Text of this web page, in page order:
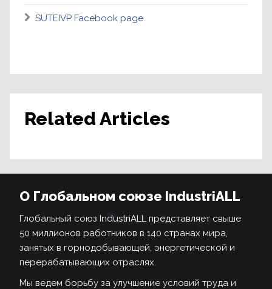
SUTEIVP Facebook page
Related Articles
О Глобальном союзе IndustriALL
Глобальный союз IndustriALL представляет свыше
50 миллионов работников в 140 странах мира,
занятых в горнодобывающей, энергетической и
перерабатывающих отраслях.
Мы ведем борьбу за улучшение условий труда и